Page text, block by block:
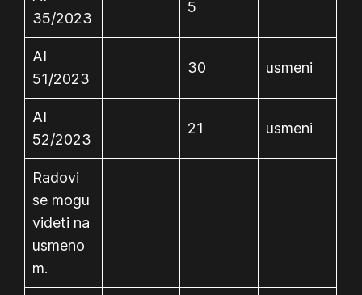
35/2023
5
AI
51/2023
30 usmeni
AI
52/2023
21 usmeni
Radovi
se mogu
videti na
usmeno
m.